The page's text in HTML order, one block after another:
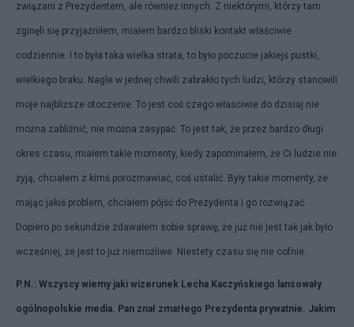
związani z Prezydentem, ale również innych. Z niektórymi, którzy tam
zginęli się przyjaźniłem, miałem bardzo bliski kontakt właściwie
codziennie. I to była taka wielka strata, to było poczucie jakiejś pustki,
wielkiego braku. Nagle w jednej chwili zabrakło tych ludzi, którzy stanowili
moje najbliższe otoczenie. To jest coś czego właściwie do dzisiaj nie
można zabliźnić, nie można zasypać. To jest tak, że przez bardzo długi
okres czasu, miałem takie momenty, kiedy zapominałem, że Ci ludzie nie
żyją, chciałem z kimś porozmawiać, coś ustalić. Były takie momenty, że
mając jakiś problem, chciałem pójść do Prezydenta i go rozwiązać.
Dopiero po sekundzie zdawałem sobie sprawę, że już nie jest tak jak było
wcześniej, że jest to już niemożliwe. Niestety czasu się nie cofnie.
P.N.: Wszyscy wiemy jaki wizerunek Lecha Kaczyńskiego lansowały
ogólnopolskie media. Pan znał zmarłego Prezydenta prywatnie. Jakim